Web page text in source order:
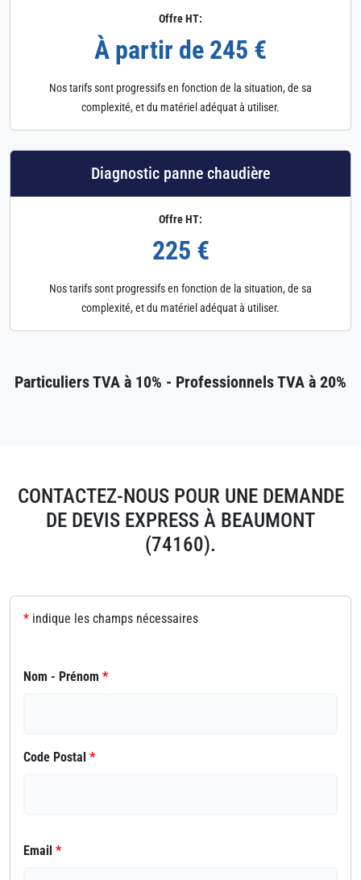
Offre HT:
À partir de 245 €
Nos tarifs sont progressifs en fonction de la situation, de sa
complexité, et du matériel adéquat à utiliser.
Diagnostic panne chaudière
Offre HT:
225 €
Nos tarifs sont progressifs en fonction de la situation, de sa
complexité, et du matériel adéquat à utiliser.
Particuliers TVA à 10% - Professionnels TVA à 20%
CONTACTEZ-NOUS POUR UNE DEMANDE
DE DEVIS EXPRESS À BEAUMONT
(74160).
* indique les champs nécessaires
Nom - Prénom *
Code Postal *
Email *